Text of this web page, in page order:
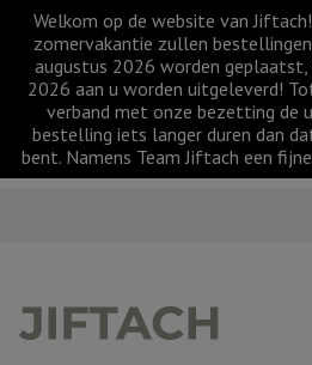
Welkom op de website van
zomervakantie zullen
augustus 2026 worden
2026 aan u worden uitgeleverd!
verband met onze bezetting de
bestelling iets langer duren dan
bent. Namens Team Jiftach een